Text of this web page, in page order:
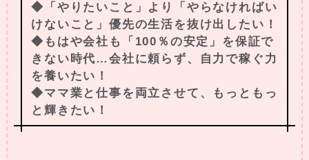
◆「やりたいこと」より「やらなければい
けないこと」優先の生活を抜け出したい！
◆もはや会社も「100％の安定」を保証で
きない時代…会社に頼らず、自力で稼ぐ力
を養いたい！
◆ママ業と仕事を両立させて、もっともっ
と輝きたい！